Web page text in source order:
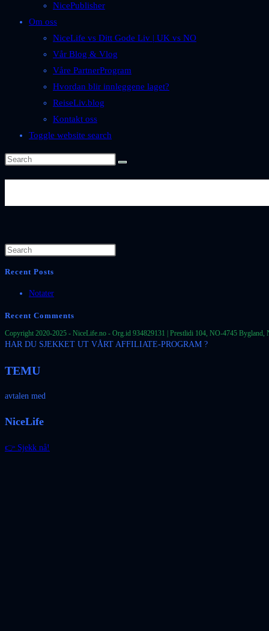
NicePublisher
Om oss
NiceLife vs Ditt Gode Liv | UK vs NO
Vår Blog & Vlog
Våre PartnerProgram
Hvordan blir innleggene laget?
ReiseLiv.blog
Kontakt oss
Toggle website search
Recent Posts
Notater
Recent Comments
Copyright 2020-2025 - NiceLife.no - Org.id 934829131 | Prestlidi 104, NO-4745
HAR DU SJEKKET UT VÅRT AFFILIATE-PROGRAM ?
TEMU
avtalen med
NiceLife
👉 Sjekk nå!